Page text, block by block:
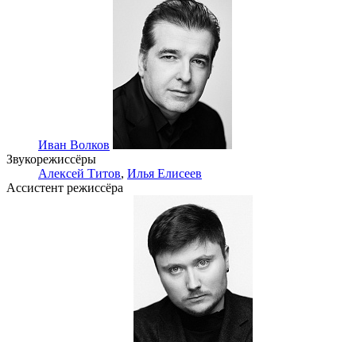
Иван Волков
Звукорежиссёры
Алексей Титов, Илья Елисеев
Ассистент режиссёра